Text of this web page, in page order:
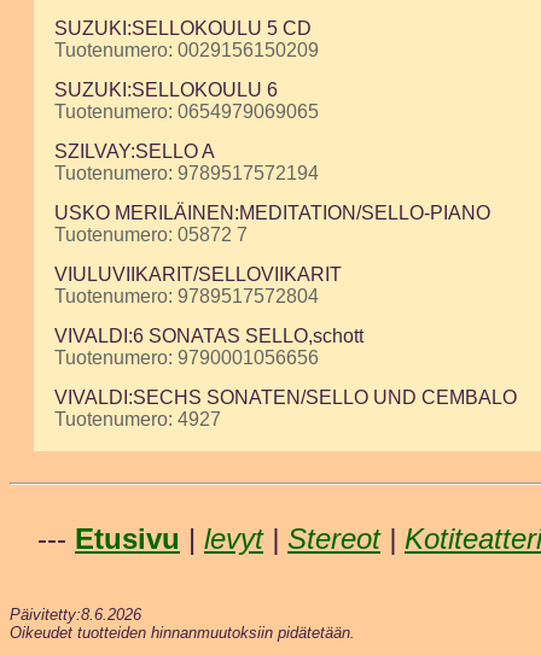
SUZUKI:SELLOKOULU 5 CD
Tuotenumero: 0029156150209
SUZUKI:SELLOKOULU 6
Tuotenumero: 0654979069065
SZILVAY:SELLO A
Tuotenumero: 9789517572194
USKO MERILÄINEN:MEDITATION/SELLO-PIANO
Tuotenumero: 05872 7
VIULUVIIKARIT/SELLOVIIKARIT
Tuotenumero: 9789517572804
VIVALDI:6 SONATAS SELLO,schott
Tuotenumero: 9790001056656
VIVALDI:SECHS SONATEN/SELLO UND CEMBALO
Tuotenumero: 4927
--- Etusivu | levyt| Stereot| Kotiteatteri
Päivitetty:8.6.2026
Oikeudet tuotteiden hinnanmuutoksiin pidätetään.